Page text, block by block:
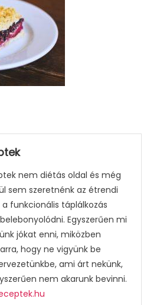
nem diétás oldal és még
sem szeretnénk az étrendi
funkcionális táplálkozás
Egyszerűen mi
jókat enni, miközben
hogy ne vigyünk be
ami árt nekünk,
nem akarunk bevinni.